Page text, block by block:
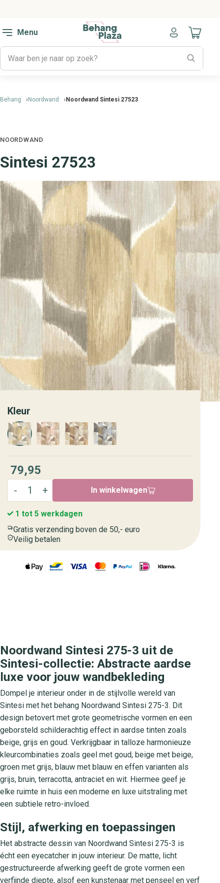
Menu
Naar
Behang Noordwand Noordwand Sintesi 27523
NOORDWAND
Sintesi 27523
Kleur
79,95
In winkelwagen
1 tot 5 werkdagen
Gratis verzending boven de 50,- euro
Veilig betalen
Noordwand Sintesi 275-3 uit de
Sintesi-collectie: Abstracte aardse
luxe voor jouw wandbekleding
Dompel je interieur onder in de stijlvolle wereld van
Sintesi met het behang Noordwand Sintesi 275-3. Dit
design betovert met grote geometrische vormen en een
geborsteld schilderachtig effect in aardse tinten zoals
beige, grijs en goud. Verkrijgbaar in talloze harmonieuze
kleurcombinaties zoals geel met goud, beige met beige,
groen met grijs, blauw met blauw en effen varianten als
grijs, bruin, terracotta, antraciet en wit. Hiermee geef je
elke ruimte in huis een moderne en luxe uitstraling met
een subtiele retro-invloed.
Stijl, afwerking en toepassingen
Het abstracte dessin van Noordwand Sintesi 275-3 is
écht een eyecatcher in jouw interieur. De matte, licht
gestructureerde afwerking geeft de grote vormen een
verfijnde diepte, alsof een kunstenaar met penseel en verf